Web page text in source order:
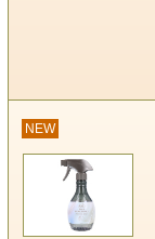
NEW